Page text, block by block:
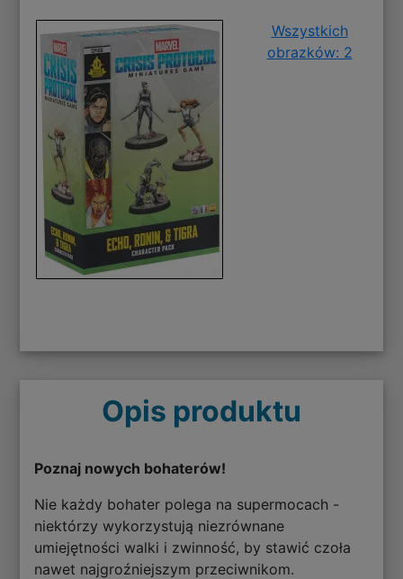
Wszystkich
obrazków: 2
Opis produktu
Poznaj nowych bohaterów!
Nie każdy bohater polega na supermocach -
niektórzy wykorzystują niezrównane
umiejętności walki i zwinność, by stawić czoła
nawet najgroźniejszym przeciwnikom.